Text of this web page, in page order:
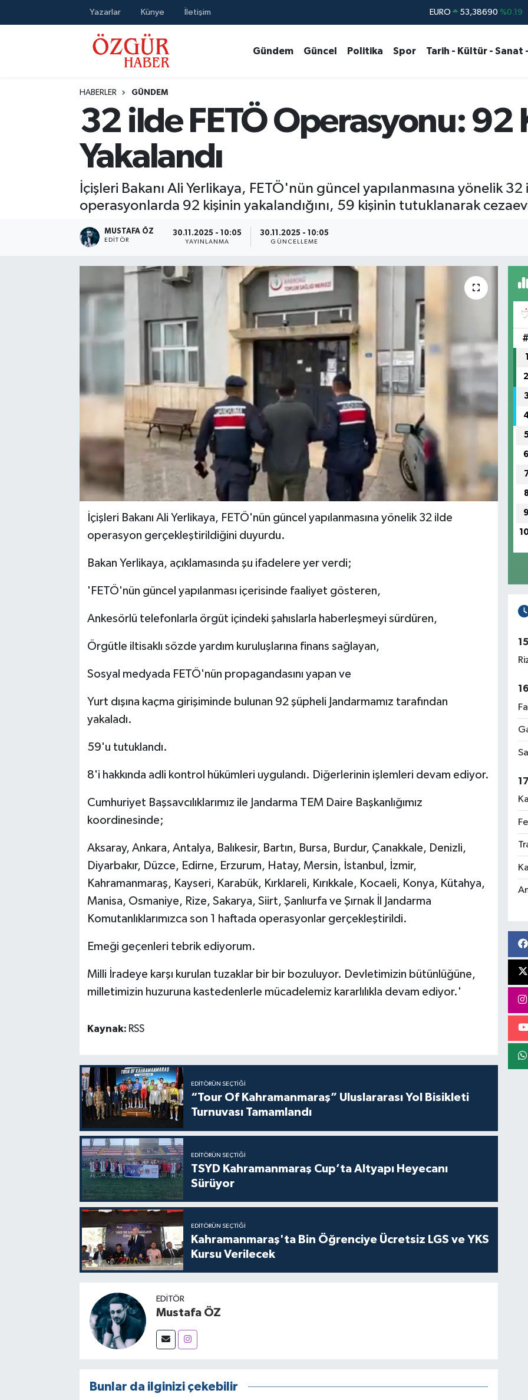
Yazarlar Künye İletişim STERLİN 61,60380 %0.18
BİST100 14.598,00 %0
EURO 53,38690 %0.19
Gündem Güncel Politika Spor Tarih - Kültür - Sanat
HABERLER GÜNDEM
32 ilde FETÖ Operasyonu: 92
Yakalandı
İçişleri Bakanı Ali Yerlikaya, FETÖ'nün güncel yapılanmasına yönelik
operasyonlarda 92 kişinin yakalandığını, 59 kişinin tutuklanarak
MUSTAFA ÖZ
EDITÖR
30.11.2025 - 10:05
YAYINLANMA
30.11.2025 - 10:05
GÜNCELLEME
İçişleri Bakanı Ali Yerlikaya, FETÖ'nün güncel yapılanmasına yönelik 32 ilde
operasyon gerçekleştirildiğini duyurdu.
Bakan Yerlikaya, açıklamasında şu ifadelere yer verdi;
'FETÖ'nün güncel yapılanması içerisinde faaliyet gösteren,
Ankesörlü telefonlarla örgüt içindeki şahıslarla haberleşmeyi sürdüren,
Örgütle iltisaklı sözde yardım kuruluşlarına finans sağlayan,
Sosyal medyada FETÖ'nün propagandasını yapan ve
Yurt dışına kaçma girişiminde bulunan 92 şüpheli Jandarmamız tarafından
yakaladı.
59'u tutuklandı.
8'i hakkında adli kontrol hükümleri uygulandı. Diğerlerinin işlemleri devam ediyor.
Cumhuriyet Başsavcılıklarımız ile Jandarma TEM Daire Başkanlığımız
koordinesinde;
Aksaray, Ankara, Antalya, Balıkesir, Bartın, Bursa, Burdur, Çanakkale, Denizli,
Diyarbakır, Düzce, Edirne, Erzurum, Hatay, Mersin, İstanbul, İzmir,
Kahramanmaraş, Kayseri, Karabük, Kırklareli, Kırıkkale, Kocaeli, Konya, Kütahya,
Manisa, Osmaniye, Rize, Sakarya, Siirt, Şanlıurfa ve Şırnak İl Jandarma
Komutanlıklarımızca son 1 haftada operasyonlar gerçekleştirildi.
Emeği geçenleri tebrik ediyorum.
Milli İradeye karşı kurulan tuzaklar bir bir bozuluyor. Devletimizin bütünlüğüne,
milletimizin huzuruna kastedenlerle mücadelemiz kararlılıkla devam ediyor.'
Kaynak: RSS
EDITÖRÜN SEÇTIĞI
“Tour Of Kahramanmaraş” Uluslararası Yol Bisikleti
Turnuvası Tamamlandı
EDITÖRÜN SEÇTIĞI
TSYD Kahramanmaraş Cup’ta Altyapı Heyecanı
Sürüyor
EDITÖRÜN SEÇTIĞI
Kahramanmaraş'ta Bin Öğrenciye Ücretsiz LGS ve YKS
Kursu Verilecek
EDITÖR
Mustafa ÖZ
Bunlar da ilginizi çekebilir
#
1
2
6
9
MODA - GÜZELLİK
Tarih - Kültür - Sanat - Turizm
Nöbetçi Eczaneler
Trafik Durumu
Süper Lig Puan Durumu ve Fikstür
Tüm Manşetler
Son Dakika Haberleri